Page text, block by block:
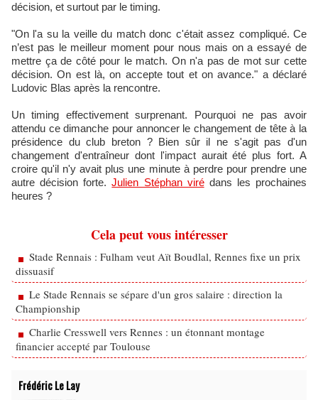
décision, et surtout par le timing.
"On l'a su la veille du match donc c'était assez compliqué. Ce
n’est pas le meilleur moment pour nous mais on a essayé de
mettre ça de côté pour le match. On n'a pas de mot sur cette
décision. On est là, on accepte tout et on avance." a déclaré
Ludovic Blas après la rencontre.
Un timing effectivement surprenant. Pourquoi ne pas avoir
attendu ce dimanche pour annoncer le changement de tête à la
présidence du club breton ? Bien sûr il ne s'agit pas d'un
changement d'entraîneur dont l'impact aurait été plus fort. A
croire qu'il n'y avait plus une minute à perdre pour prendre une
autre décision forte.Julien Stéphan virédans les prochaines
heures ?
Cela peut vous intéresser
Stade Rennais : Fulham veut Aït Boudlal, Rennes fixe un prix
dissuasif
Le Stade Rennais se sépare d'un gros salaire : direction la
Championship
Charlie Cresswell vers Rennes : un étonnant montage
financier accepté par Toulouse
Frédéric Le Lay